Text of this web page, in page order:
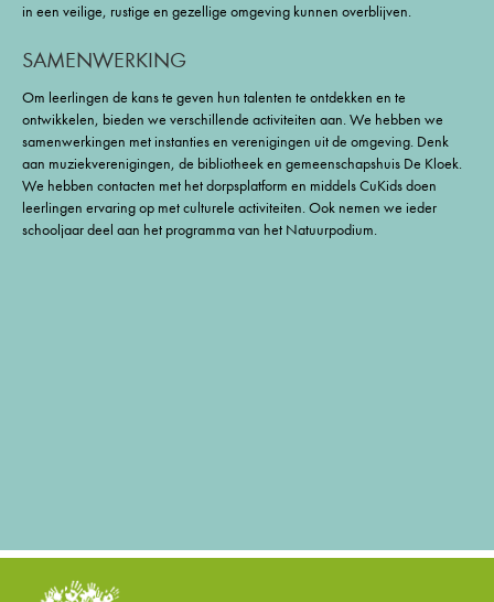
in een veilige, rustige en gezellige omgeving kunnen overblijven.
SAMENWERKING
Om leerlingen de kans te geven hun talenten te ontdekken en te
ontwikkelen, bieden we verschillende activiteiten aan. We hebben we
samenwerkingen met instanties en verenigingen uit de omgeving. Denk
aan muziekverenigingen, de bibliotheek en gemeenschapshuis De Kloek.
We hebben contacten met het dorpsplatform en middels CuKids doen
leerlingen ervaring op met culturele activiteiten. Ook nemen we ieder
schooljaar deel aan het programma van het Natuurpodium.